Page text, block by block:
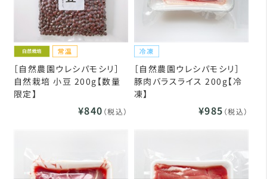
［自然農園ウレシパモシリ］
自然栽培 小豆 200g【数量
限定】
¥840 （税込）
［自然農園ウレシパモシリ］
豚肉バラスライス 200g【冷
凍】
¥985 （税込）